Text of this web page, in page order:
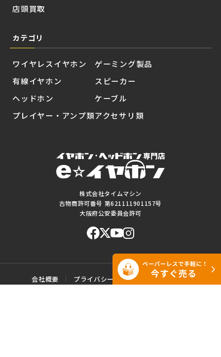
株式会社タイムマシン
古物商許可番号 第621111901157号
大阪府公安委員会許可
店頭買取
カテゴリ
ワイヤレスイヤホン
有線イヤホン
ヘッドホン
プレイヤー・アンプ類
ゲーミング製品
スピーカー
ケーブル
アクセサリ類
会社概要 プライバシーポリシー
ご利用規約